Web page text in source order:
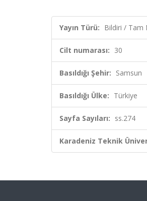
Yayın Türü: Bildiri / Tam
Cilt numarası: 30
Basıldığı Şehir: Samsun
Basıldığı Ülke: Türkiye
Sayfa Sayıları: ss.274
Karadeniz Teknik